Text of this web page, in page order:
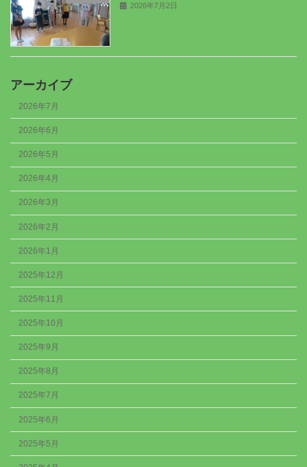
2026年7月2日
アーカイブ
2026年7月
2026年6月
2026年5月
2026年4月
2026年3月
2026年2月
2026年1月
2025年12月
2025年11月
2025年10月
2025年9月
2025年8月
2025年7月
2025年6月
2025年5月